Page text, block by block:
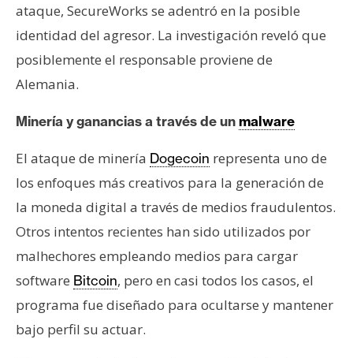
s
o
s
C
n
t
c
t
o
y
u
b
ataque, SecureWorks se adentró en la posible
identidad del agresor. La investigación reveló que
posiblemente el responsable proviene de
Alemania.
Minería y ganancias a través de unmalware
El ataque de minería Dogecoin representa uno de
los enfoques más creativos para la generación de
la moneda digital a través de medios fraudulentos.
Otros intentos recientes han sido utilizados por
malhechores empleando medios para cargar
software Bitcoin, pero en casi todos los casos, el
programa fue diseñado para ocultarse y mantener
bajo perfil su actuar.